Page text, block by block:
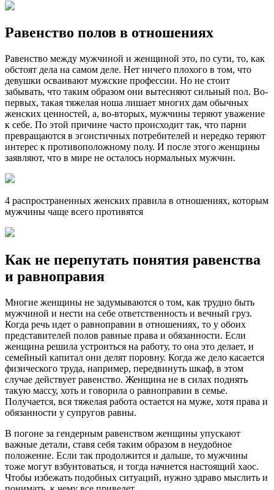
Равенство полов в отношениях
Равенство между мужчиной и женщиной это, по сути, то, как
обстоят дела на самом деле. Нет ничего плохого в том, что
девушки осваивают мужские профессии. Но не стоит
забывать, что таким образом они вытесняют сильный пол. Во-
первых, такая тяжелая ноша лишает многих дам обычных
женских ценностей, а, во-вторых, мужчины теряют уважение
к себе. По этой причине часто происходит так, что парни
превращаются в эгоистичных потребителей и нередко теряют
интерес к противоположному полу. И после этого женщины
заявляют, что в мире не осталось нормальных мужчин.
4 распространенных женских правила в отношениях, которым
мужчины чаще всего противятся
Как не перепутать понятия равенства
и равноправия
Многие женщины не задумываются о том, как трудно быть
мужчиной и нести на себе ответственность и вечный груз.
Когда речь идет о равноправии в отношениях, то у обоих
представителей полов равные права и обязанности. Если
женщина решила устроиться на работу, то она это делает, и
семейный капитал они делят поровну. Когда же дело касается
физического труда, например, передвинуть шкаф, в этом
случае действует равенство. Женщина не в силах поднять
такую массу, хоть и говорила о равноправии в семье.
Получается, вся тяжелая работа остается на муже, хотя права и
обязанности у супругов равны.
В погоне за гендерным равенством женщины упускают
важные детали, ставя себя таким образом в неудобное
положение. Если так продолжится и дальше, то мужчины
тоже могут взбунтоваться, и тогда начнется настоящий хаос.
Чтобы избежать подобных ситуаций, нужно здраво мыслить и